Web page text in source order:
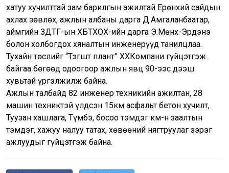
хатуу хучилттай зам барилгын ажилтай Ерөнхий сайдын
ахлах зөвлөх, ажлын албаны дарга Д.Амгаланбаатар,
аймгийн ЗДТГ-ын ХБТХОХ-ийн дарга Э.Мөнх-Эрдэнэ
болон холбогдох хяналтын инженерүүд танилцлаа.
Тухайн төслийг “Тэгшт плант” ХХКомпани гүйцэтгэж
байгаа бөгөөд одоогоор ажлын явц 90-ээс дээш
хувьтай үргэлжилж байна.
Ажлын талбайд 82 инженер техникийн ажилтан, 28
машин техниктэй үлдсэн 15км асфальт бетон хучилт,
Туузан хашлага, Түмбэ, босоо тэмдэг км-н заалтын
тэмдэг, хажуу налуу татах, хөвөөний нягтруулаг зэрэг
ажлуудыг гүйцэтгэж байна.